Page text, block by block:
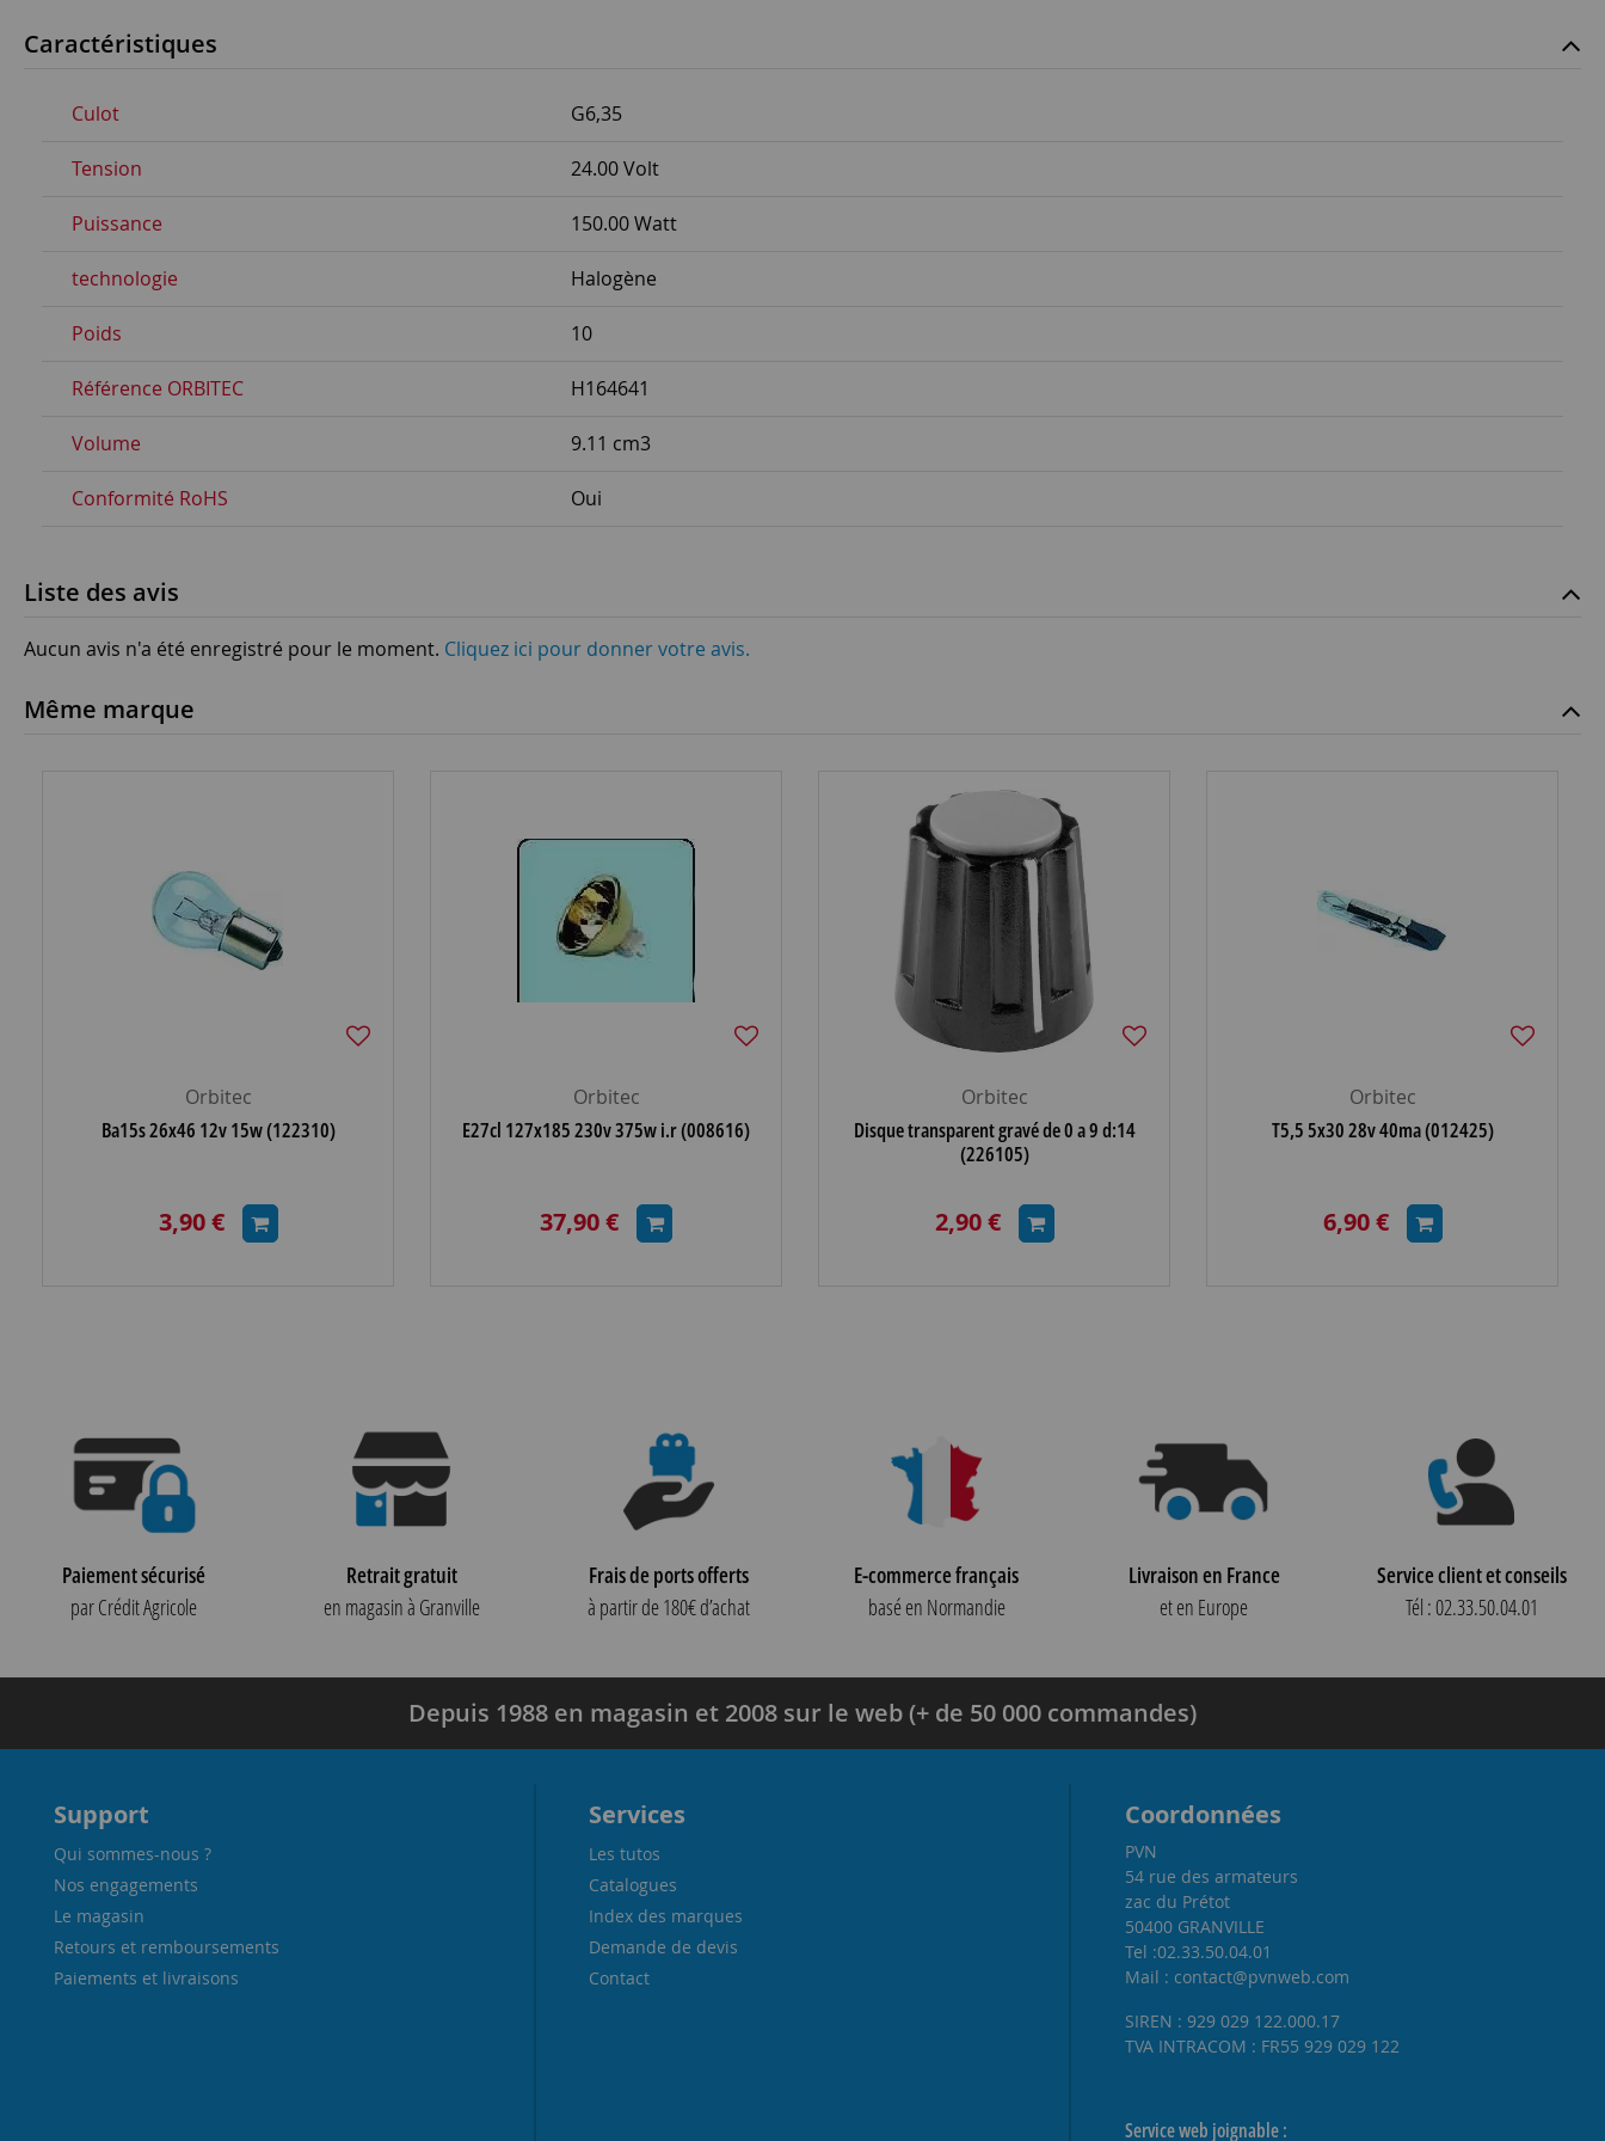
Caractéristiques
Culot G6,35
Tension 24.00 Volt
Puissance 150.00 Watt
technologie Halogène
Poids 10
Référence ORBITEC H164641
Volume 9.11 cm3
Conformité RoHS Oui
Liste des avis
Aucun avis n'a été enregistré pour le moment. Cliquez ici pour donner votre avis.
Même marque
Orbitec
Ba15s 26x46 12v 15w (122310)
3,90 €
Orbitec
E27cl 127x185 230v 375w i.r (008616)
37,90 €
Orbitec
Disque transparent gravé de 0 a 9 d:14
(226105)
2,90 €
Orbitec
T5,5 5x30 28v 40ma (012425)
6,90 €
Paiement sécurisé
par Crédit Agricole
Retrait gratuit
en magasin à Granville
Frais de ports offerts
à partir de 180€ d’achat
E-commerce français
basé en Normandie
Livraison en France
et en Europe
Service client et conseils
Tél : 02.33.50.04.01
Depuis 1988 en magasin et 2008 sur le web (+ de 50 000 commandes)
Support
Qui sommes-nous ?
Nos engagements
Le magasin
Retours et remboursements
Paiements et livraisons
Services
Les tutos
Catalogues
Index des marques
Demande de devis
Contact
Coordonnées
PVN
54 rue des armateurs
zac du Prétot
50400 GRANVILLE
Tel :02.33.50.04.01
Mail : contact@pvnweb.com
SIREN : 929 029 122.000.17
TVA INTRACOM : FR55 929 029 122
Service web joignable :